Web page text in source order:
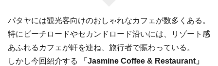
パタヤには観光客向けのおしゃれなカフェが数多くある。
特にビーチロードやセカンドロード沿いには、リゾート感
あふれるカフェが軒を連ね、旅行者で賑わっている。
しかし今回紹介する
「Jasmine Coffee & Restaurant」